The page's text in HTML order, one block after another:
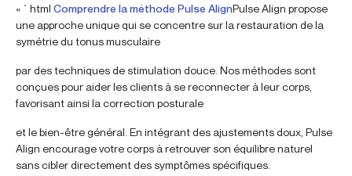
« `html Comprendre la méthode Pulse AlignPulse Align propose
une approche unique qui se concentre sur la restauration de la
symétrie du tonus musculaire
par des techniques de stimulation douce. Nos méthodes sont
conçues pour aider les clients à se reconnecter à leur corps,
favorisant ainsi la correction posturale
et le bien-être général. En intégrant des ajustements doux, Pulse
Align encourage votre corps à retrouver son équilibre naturel
sans cibler directement des symptômes spécifiques.